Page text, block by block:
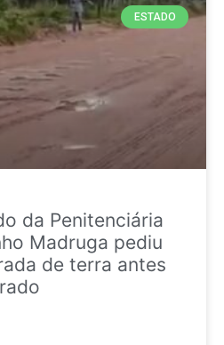
ESTADO
da Penitenciária
Madruga pediu
de terra antes